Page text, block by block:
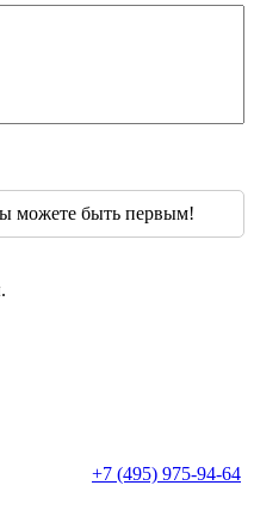
можете быть первым!
+7 (495) 975-94-64